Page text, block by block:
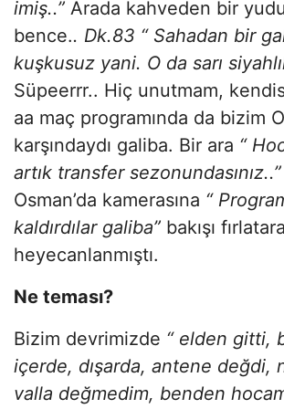
imiş..” Arada kahveden bir
bence.. Dk.83 “ Sahadan bir
kuşkusuz yani. O da sarı
Süpeerrr.. Hiç unutmam,
aa maç programında da bizim
karşındaydı galiba. Bir ara “
artık transfer sezonundasınız..”
Osman’da kamerasına “
kaldırdılar galiba” bakışı
heyecanlanmıştı.
Ne teması?
Bizim devrimizde “ elden gitti,
içerde, dışarda, antene değdi,
valla değmedim, benden